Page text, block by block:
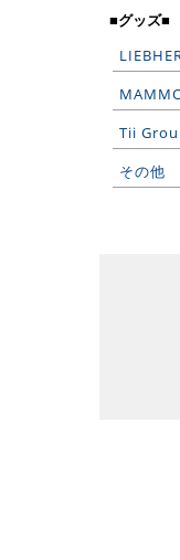
■グッズ■
Tii
その他